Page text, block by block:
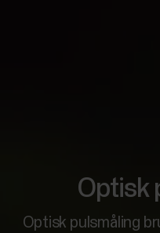
Optisk
Optisk pulsmåling